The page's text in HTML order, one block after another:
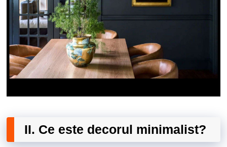
II. Ce este decorul minimalist?